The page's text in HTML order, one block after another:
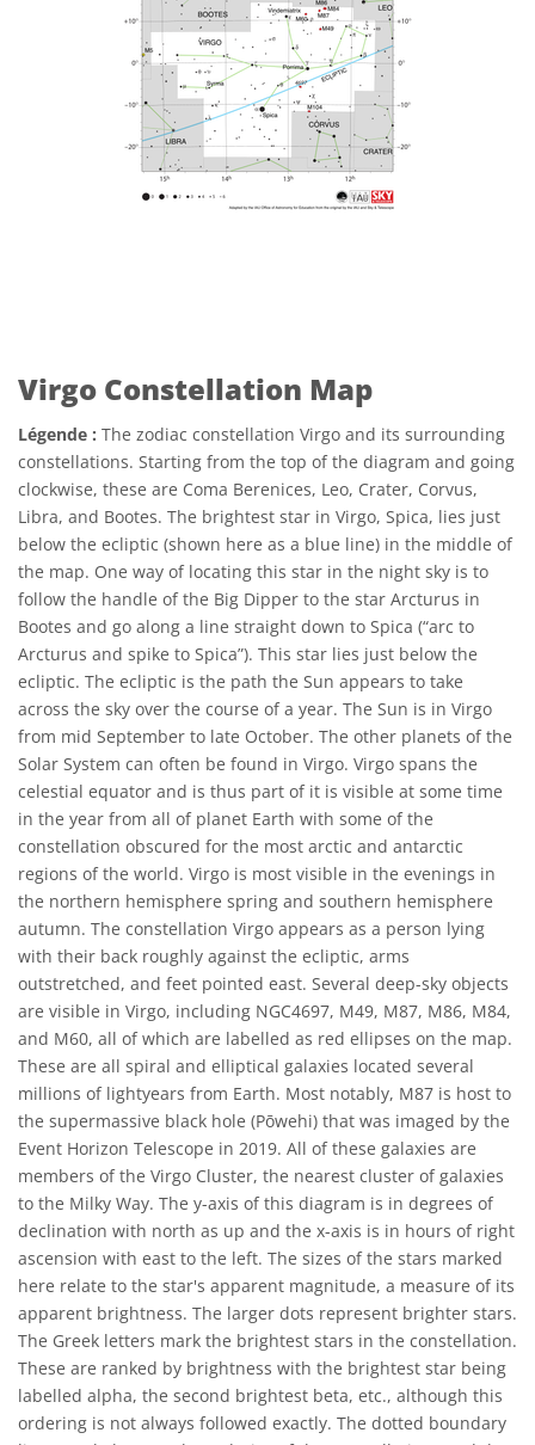
Virgo Constellation Map
Légende : The zodiac constellation Virgo and its surrounding
constellations. Starting from the top of the diagram and going
clockwise, these are Coma Berenices, Leo, Crater, Corvus,
Libra, and Bootes. The brightest star in Virgo, Spica, lies just
below the ecliptic (shown here as a blue line) in the middle of
the map. One way of locating this star in the night sky is to
follow the handle of the Big Dipper to the star Arcturus in
Bootes and go along a line straight down to Spica (“arc to
Arcturus and spike to Spica”). This star lies just below the
ecliptic. The ecliptic is the path the Sun appears to take
across the sky over the course of a year. The Sun is in Virgo
from mid September to late October. The other planets of the
Solar System can often be found in Virgo. Virgo spans the
celestial equator and is thus part of it is visible at some time
in the year from all of planet Earth with some of the
constellation obscured for the most arctic and antarctic
regions of the world. Virgo is most visible in the evenings in
the northern hemisphere spring and southern hemisphere
autumn. The constellation Virgo appears as a person lying
with their back roughly against the ecliptic, arms
outstretched, and feet pointed east. Several deep-sky objects
are visible in Virgo, including NGC4697, M49, M87, M86, M84,
and M60, all of which are labelled as red ellipses on the map.
These are all spiral and elliptical galaxies located several
millions of lightyears from Earth. Most notably, M87 is host to
the supermassive black hole (Pōwehi) that was imaged by the
Event Horizon Telescope in 2019. All of these galaxies are
members of the Virgo Cluster, the nearest cluster of galaxies
to the Milky Way. The y-axis of this diagram is in degrees of
declination with north as up and the x-axis is in hours of right
ascension with east to the left. The sizes of the stars marked
here relate to the star's apparent magnitude, a measure of its
apparent brightness. The larger dots represent brighter stars.
The Greek letters mark the brightest stars in the constellation.
These are ranked by brightness with the brightest star being
labelled alpha, the second brightest beta, etc., although this
ordering is not always followed exactly. The dotted boundary